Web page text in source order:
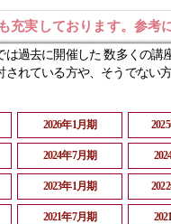
充実しております。参考
は過去に開催した 数多くの講
されている方や、そうでない
2026年1月期
2024年7月期
2023年1月期
2021年7月期